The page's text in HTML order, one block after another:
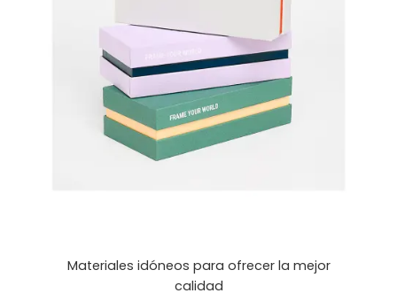
Materiales idóneos para ofrecer la mejor
calidad